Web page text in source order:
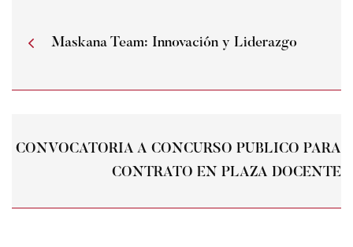
Maskana Team: Innovación y Liderazgo
CONVOCATORIA A CONCURSO PUBLICO PARA
CONTRATO EN PLAZA DOCENTE